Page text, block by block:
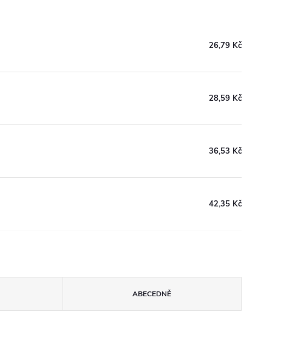
26,79 Kč
28,59 Kč
36,53 Kč
42,35 Kč
ABECEDNĚ